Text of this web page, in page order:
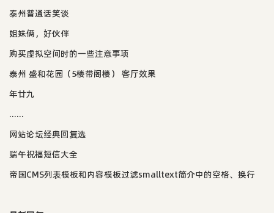
泰州普通话笑谈
姐妹俩，好伙伴
购买虚拟空间时的一些注意事项
泰州 盛和花园（5楼带阁楼） 客厅效果
年廿九
......
网站论坛经典回复选
端午祝福短信大全
帝国CMS列表模板和内容模板过滤smalltext简介中的空格、换行